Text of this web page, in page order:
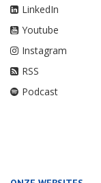
LinkedIn
Youtube
Instagram
RSS
Podcast